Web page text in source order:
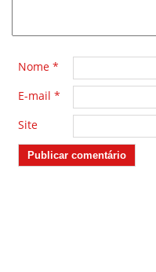
Nome *
E-mail *
Site